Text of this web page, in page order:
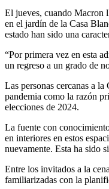
El jueves, cuando Macron
en el jardín de la Casa
estado han sido una
“Por primera vez en esta
un regreso a un grado de
Las personas cercanas a
pandemia como la razón
elecciones de 2024.
La fuente con
en interiores en estos
nuevamente. Esta ha sido
Entre los invitados a la
familiarizadas con la